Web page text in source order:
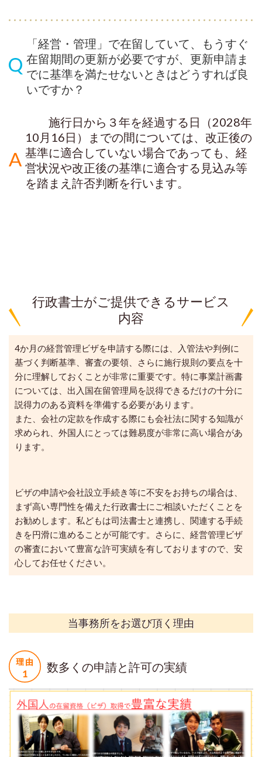
「経営・管理」で在留していて、もうすぐ
在留期間の更新が必要ですが、更新申請ま
でに基準を満たせないときはどうすれば良
いですか？
施行日から３年を経過する日（2028年
10月16日）までの間については、改正後の
基準に適合していない場合であっても、経
営状況や改正後の基準に適合する見込み等
を踏まえ許否判断を行います。
行政書士がご提供できるサービス
内容
4か月の経営管理ビザを申請する際には、入管法や判例に
基づく判断基準、審査の要領、さらに施行規則の要点を十
分に理解しておくことが非常に重要です。特に事業計画書
については、出入国在留管理局を説得できるだけの十分に
説得力のある資料を準備する必要があります。
また、会社の定款を作成する際にも会社法に関する知識が
求められ、外国人にとっては難易度が非常に高い場合があ
ります。
ビザの申請や会社設立手続き等に不安をお持ちの場合は、
まず高い専門性を備えた行政書士にご相談いただくことを
お勧めします。私どもは司法書士と連携し、関連する手続
きを円滑に進めることが可能です。さらに、経営管理ビザ
の審査において豊富な許可実績を有しておりますので、安
心してお任せください。
当事務所をお選び頂く理由
数多くの申請と許可の実績